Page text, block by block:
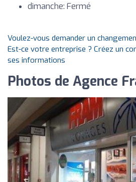
dimanche: Fermé
Voulez-vous demander un
Est-ce votre entreprise ? Créez un
ses informations
Photos de Agence